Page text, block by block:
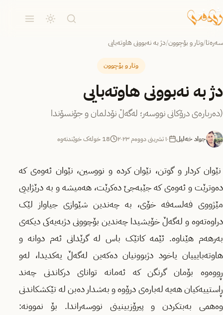
سەرەتا/وتار و بۆچوون/دژ بە نەبوونی هاوتەبایی
وتار و بۆچوون
دژ بە نەبوونی هاوتەبایی
(دەربارەی درۆکانی نووسەر؛ لەگەڵ نۆدلمان و جۆنسۆندا
جواد خەلیل ١٠ تشرینی دووەم ٢٠٢٣ 18 خولەک خوێندنەوە
نێوان کردار و گوتن، نێوان کردە و نووسین، نێوان ئەوەی کە
دەوترێت و ئەوەی کە جێبەجێ دەکرێت، هەمیشە و بە درێژاییی
مێژووی فەلسەفە خۆی، بە چەندین شێوازی جیاواز لێک
دراوەتەوە و لەگەڵ خۆیشیدا چەندین بۆچوونی دژبەیەکی دیکەی
بەرهەم هێناوە. ئێمە کاتێک باس لە گرێدانی ئەم دوانە و
هاوتەبایییان یاخود دژبوونیان دەکەین لەگەڵ یەکدیدا، لەو
ڕووەوە بۆمان گرنگن کە ئەمانە توانای درکاندنی چەند
ڕاستییەکیان هەیە لەبارەی درۆوە و بەشدار دەبن لە تێکشکاندنی
وەهمی بەبتکردن و پیرۆزبینینی نووسەراندا. بۆ نموونە: